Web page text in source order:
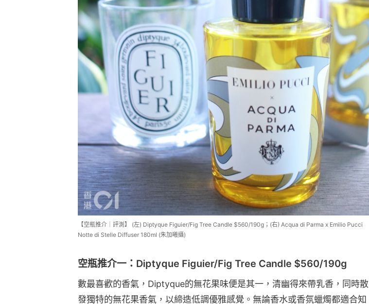
【空瓶推介｜評測】 (左) Diptyque Figuier/Fig Tree Candle $560/190g；(右) Acqua di Parma x Emilio Pucci
Notte di Stelle Diffuser 180ml (朱加曦攝)
空瓶推介一：Diptyque Figuier/Fig Tree Candle $560/190g
數最喜歡的香氣，Diptyque的無花果味便是其一，清幽得來帶乳香，同時散
發獨特的無花果香氣，以締造低調優雅感覺。無論香水或香氛蠟燭都適合知